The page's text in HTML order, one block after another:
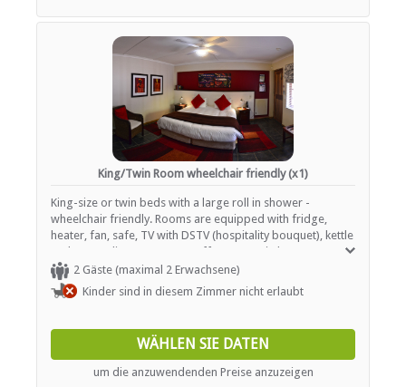
King/Twin Room wheelchair friendly (x1)
King-size or twin beds with a large roll in shower -
wheelchair friendly. Rooms are equipped with fridge,
heater, fan, safe, TV with DSTV (hospitality bouquet), kettle
and a complimentary tea / coffee tray. Hairdryers are
available on request. All rooms are non-smoking and pet-
free.
2 Gäste (maximal 2 Erwachsene)
Kinder sind in diesem Zimmer nicht erlaubt
WÄHLEN SIE DATEN
um die anzuwendenden Preise anzuzeigen